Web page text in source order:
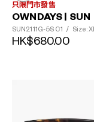
只限門市發售
OWNDAYS | SUN
SUN2111G-5S C1 / Size: XL
HK$680.00